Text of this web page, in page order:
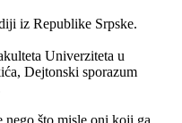
iz Republike Srpske.
Univerziteta u
Dejtonski sporazum
što misle oni koji ga